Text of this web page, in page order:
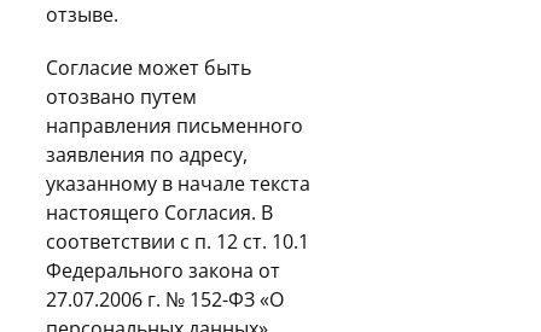
отзыве.
Согласие может быть
отозвано путем
направления письменного
заявления по адресу,
указанному в начале текста
настоящего Согласия. В
соответствии с п. 12 ст. 10.1
Федерального закона от
27.07.2006 г. № 152-ФЗ «О